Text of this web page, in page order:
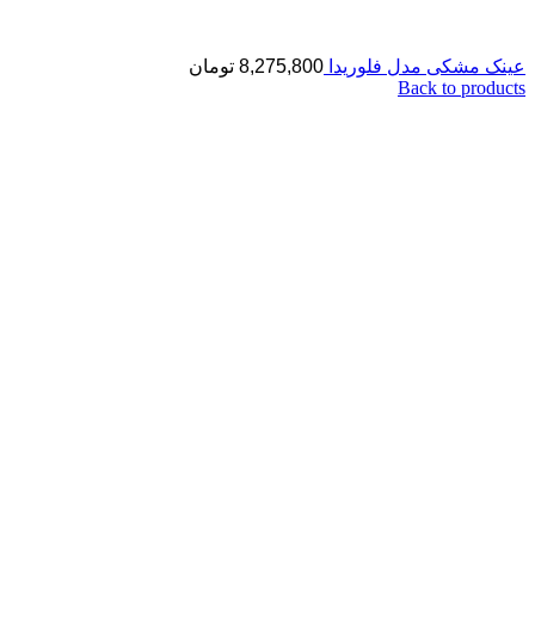
عینک مشکی مدل فلوریدا 8,275,800 تومان
Back to products